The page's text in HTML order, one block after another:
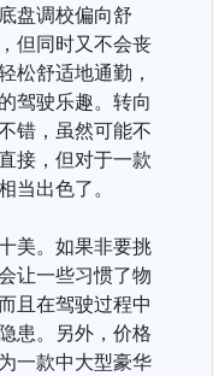
盘调校偏向舒
但同时又不会丧
松舒适地通勤，
驾驶乐趣。转向
错，虽然可能不
接，但对于一款
当出色了。
美。如果非要挑
让一些习惯了物
且在驾驶过程中
患。另外，价格
一款中大型豪华